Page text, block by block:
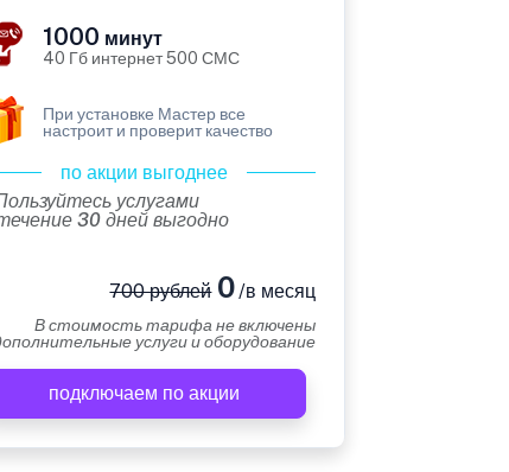
1000 минут
40 Гб интернет 500 СМС
При установке Мастер все
настроит и проверит качество
по акции выгоднее
услугами
30 дней выгодно
700 рублей0/в месяц
В стоимость тарифа не включены
услуги и оборудование
подключаем по акции